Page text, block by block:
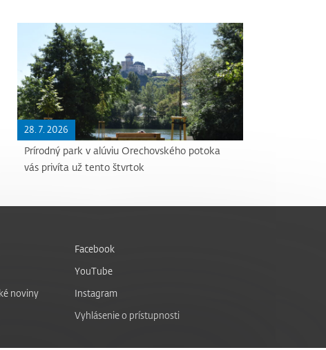
28. 7. 2026
Prírodný park v alúviu Orechovského potoka
vás privíta už tento štvrtok
noviny
Facebook
YouTube
Instagram
Vyhlásenie o prístupnosti